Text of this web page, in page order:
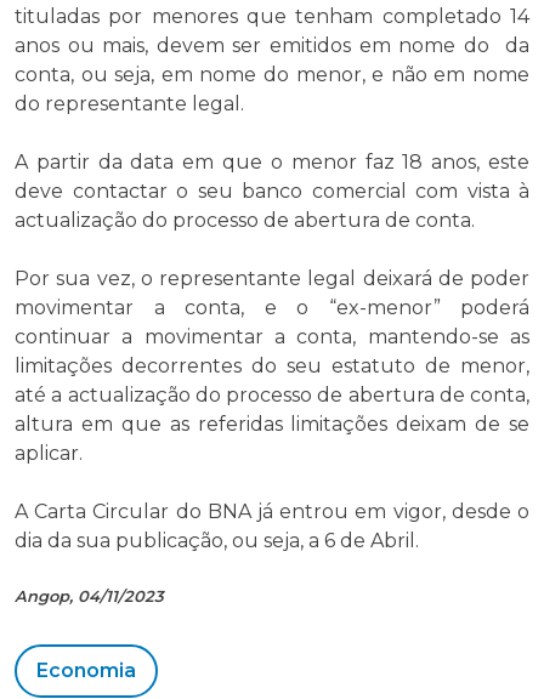
tituladas por menores que tenham completado 14
anos ou mais, devem ser emitidos em nome do da
conta, ou seja, em nome do menor, e não em nome
do representante legal.
A partir da data em que o menor faz 18 anos, este
deve contactar o seu banco comercial com vista à
actualização do processo de abertura de conta.
Por sua vez, o representante legal deixará de poder
movimentar a conta, e o “ex-menor” poderá
continuar a movimentar a conta, mantendo-se as
limitações decorrentes do seu estatuto de menor,
até a actualização do processo de abertura de conta,
altura em que as referidas limitações deixam de se
aplicar.
A Carta Circular do BNA já entrou em vigor, desde o
dia da sua publicação, ou seja, a 6 de Abril.
Angop, 04/11/2023
Economia